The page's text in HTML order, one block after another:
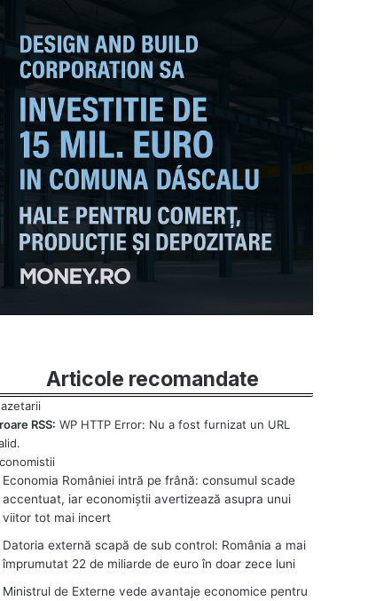
Articole recomandate
RSS: WP HTTP Error: Nu a fost furnizat un URL
Economia României intră pe frână: consumul scade
accentuat, iar economiștii avertizează asupra unui
viitor tot mai incert
Datoria externă scapă de sub control: România a mai
împrumutat 22 de miliarde de euro în doar zece luni
Ministrul de Externe vede avantaje economice pentru